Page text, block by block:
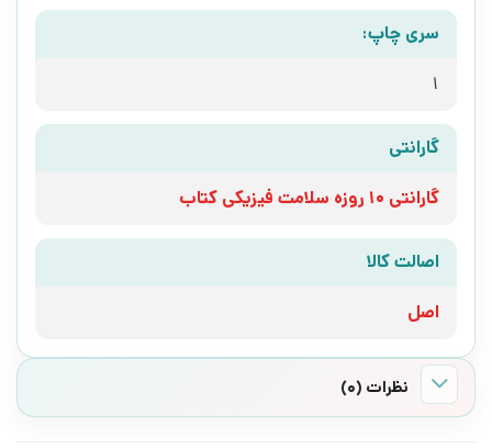
سری چاپ:
1
گارانتی
گارانتی 10 روزه سلامت فیزیکی کتاب
اصالت کالا
اصل
نظرات (0)